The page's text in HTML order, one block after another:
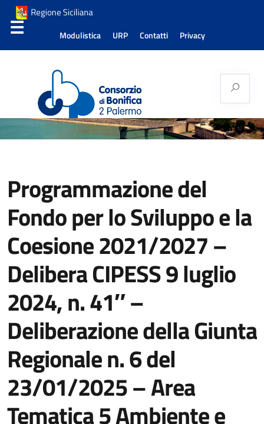
Modulistica URP Contatti Privacy
Programmazione del
Fondo per lo Sviluppo e la
Coesione 2021/2027 –
Delibera CIPESS 9 luglio
2024, n. 41″ –
Deliberazione della Giunta
Regionale n. 6 del
23/01/2025 – Area
Tematica 5 Ambiente e